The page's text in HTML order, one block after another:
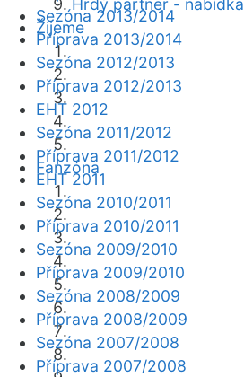
Hrdý partner - nabídka
Žijeme
Fanzóna
Sezóna 2013/2014
Příprava 2013/2014
Sezóna 2012/2013
Příprava 2012/2013
EHT 2012
Sezóna 2011/2012
Příprava 2011/2012
EHT 2011
Sezóna 2010/2011
Příprava 2010/2011
Sezóna 2009/2010
Příprava 2009/2010
Sezóna 2008/2009
Příprava 2008/2009
Sezóna 2007/2008
Příprava 2007/2008